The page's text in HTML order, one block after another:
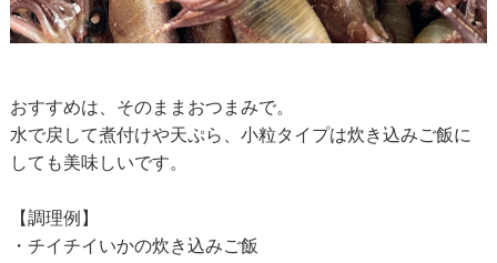
おすすめは、そのままおつまみで。
水で戻して煮付けや天ぷら、小粒タイプは炊き込みご飯に
しても美味しいです。
【調理例】
・チイチイいかの炊き込みご飯